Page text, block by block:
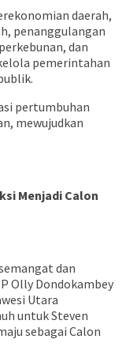
daerah,
penanggulangan
dan
pemerintahan
pertumbuhan
mewujudkan
Menjadi Calon
dan
Olly Dondokambey
Utara
untuk Steven
sebagai Calon